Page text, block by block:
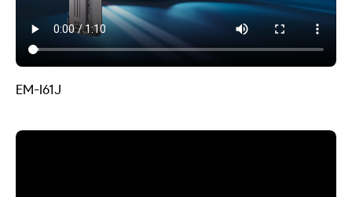
EM-I61J